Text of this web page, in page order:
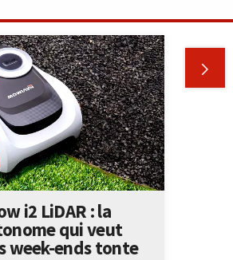

i2 LiDAR : la
qui veut
week-ends tonte